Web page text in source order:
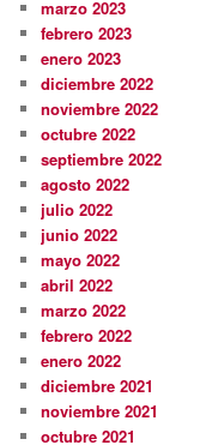
marzo 2023
febrero 2023
enero 2023
diciembre 2022
noviembre 2022
octubre 2022
septiembre 2022
agosto 2022
julio 2022
junio 2022
mayo 2022
abril 2022
marzo 2022
febrero 2022
enero 2022
diciembre 2021
noviembre 2021
octubre 2021